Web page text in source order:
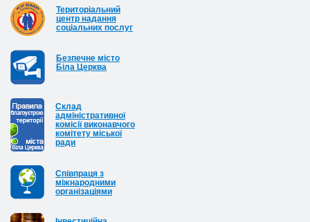
Територіальний
центр надання
соціальних послуг
Безпечне місто
Біла Церква
Cклад
адміністративної
комісії виконавчого
комітету міської
ради
Співпраця з
міжнародними
організаціями